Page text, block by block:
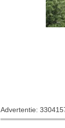
Advertentie: